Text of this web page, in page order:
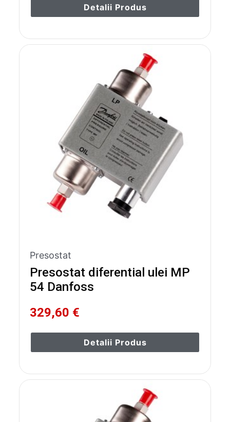
Detalii Produs
Presostat
Presostat diferential ulei MP
54 Danfoss
329,60 €
Detalii Produs